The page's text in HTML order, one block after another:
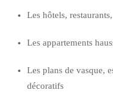
Les hôtels,
Les appartements
Les plans de vasque,
décoratifs